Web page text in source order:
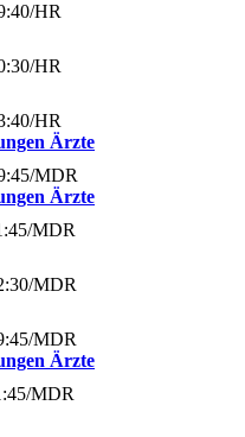
/HR
/HR
/HR
Ärzte
/MDR
Ärzte
/MDR
/MDR
/MDR
Ärzte
/MDR